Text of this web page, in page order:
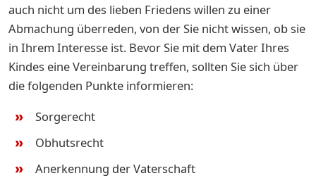
auch nicht um des lieben Friedens willen zu einer
Abmachung überreden, von der Sie nicht wissen, ob sie
in Ihrem Interesse ist. Bevor Sie mit dem Vater Ihres
Kindes eine Vereinbarung treffen, sollten Sie sich über
die folgenden Punkte informieren:
Sorgerecht
Obhutsrecht
Anerkennung der Vaterschaft